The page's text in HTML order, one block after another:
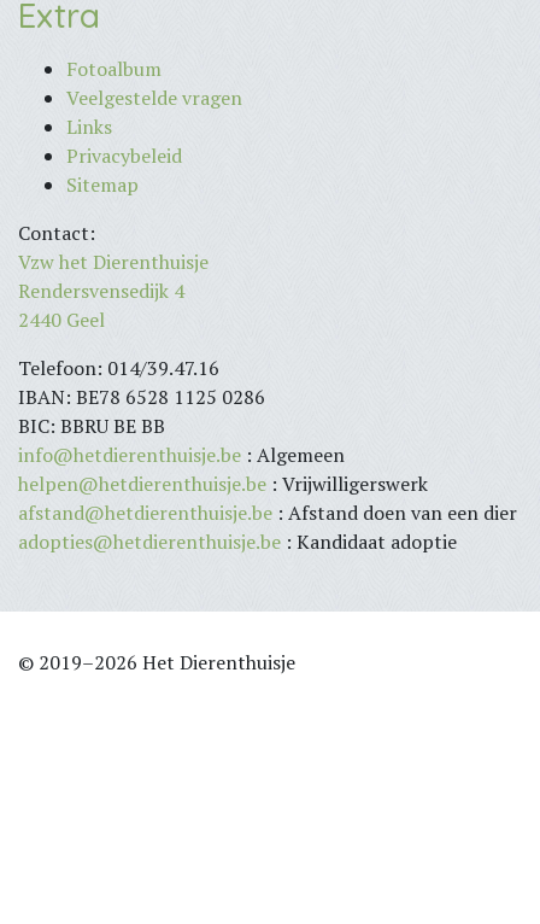
Extra
Fotoalbum
Veelgestelde vragen
Links
Privacybeleid
Sitemap
Contact:
Vzw het Dierenthuisje
Rendersvensedijk 4
2440 Geel
Telefoon: 014/39.47.16
IBAN: BE78 6528 1125 0286
BIC: BBRU BE BB
info@hetdierenthuisje.be : Algemeen
helpen@hetdierenthuisje.be : Vrijwilligerswerk
afstand@hetdierenthuisje.be : Afstand doen van een dier
adopties@hetdierenthuisje.be : Kandidaat adoptie
© 2019–2026 Het Dierenthuisje